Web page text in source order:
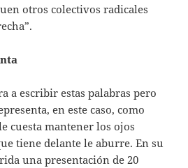
otros colectivos radicales
a escribir estas palabras pero
en este caso, como
cuesta mantener los ojos
tiene delante le aburre. En su
una presentación de 20